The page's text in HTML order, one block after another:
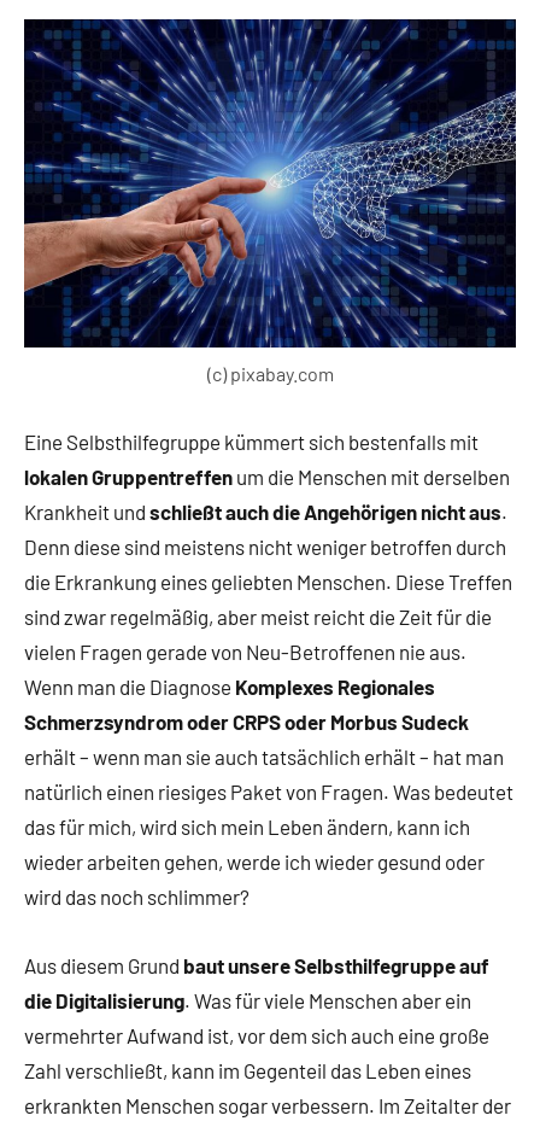
(c) pixabay.com
Eine Selbsthilfegruppe kümmert sich bestenfalls mit
lokalen Gruppentreffen um die Menschen mit derselben
Krankheit und schließt auch die Angehörigen nicht aus.
Denn diese sind meistens nicht weniger betroffen durch
die Erkrankung eines geliebten Menschen. Diese Treffen
sind zwar regelmäßig, aber meist reicht die Zeit für die
vielen Fragen gerade von Neu-Betroffenen nie aus.
Wenn man die Diagnose Komplexes Regionales
Schmerzsyndrom oder CRPS oder Morbus Sudeck
erhält – wenn man sie auch tatsächlich erhält – hat man
natürlich einen riesiges Paket von Fragen. Was bedeutet
das für mich, wird sich mein Leben ändern, kann ich
wieder arbeiten gehen, werde ich wieder gesund oder
wird das noch schlimmer?
Aus diesem Grund baut unsere Selbsthilfegruppe auf
die Digitalisierung. Was für viele Menschen aber ein
vermehrter Aufwand ist, vor dem sich auch eine große
Zahl verschließt, kann im Gegenteil das Leben eines
erkrankten Menschen sogar verbessern. Im Zeitalter der